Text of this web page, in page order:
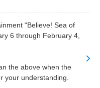
“Believe! Sea of
6 through February 4,
the above when the
your understanding.